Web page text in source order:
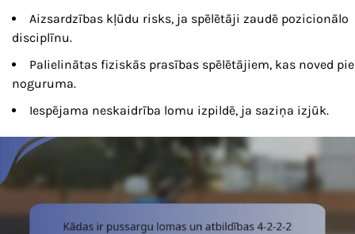
Aizsardzības kļūdu risks, ja spēlētāji zaudē pozicionālo
disciplīnu.
Palielinātas fiziskās prasības spēlētājiem, kas noved pie
noguruma.
Iespējama neskaidrība lomu izpildē, ja saziņa izjūk.